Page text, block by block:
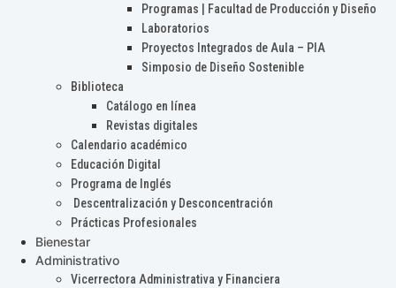
Programas | Facultad de Producción y Diseño
Laboratorios
Proyectos Integrados de Aula – PIA
Simposio de Diseño Sostenible
Biblioteca
Catálogo en línea
Revistas digitales
Calendario académico
Educación Digital
Programa de Inglés
Descentralización y Desconcentración
Prácticas Profesionales
Bienestar
Administrativo
Vicerrectora Administrativa y Financiera